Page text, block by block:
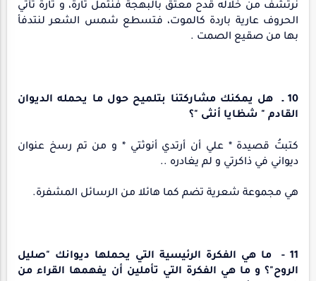
نرتشف من خلاله قدح معتق بالبهجة فنثمل تارة، و تارة تأتي
الحروف عارية باردة كالموت، فتسطع شمس الشعر لنتدفأ
بها من صقيع الصمت .
10 ـ هل يمكنك مشاركتنا بتلميح حول ما يحمله الديوان
القادم " شظايا أنثى "؟
كتبتُ قصيدة * علي أن أرتدي أنوثتي * و من تم رسخ عنوان
ديواني في ذاكرتي و لم يغادره ..
هي مجموعة شعرية تضم كما هائلا من الرسائل المشفرة.
11 - ما هي الفكرة الرئيسية التي يحملها ديوانك "صليل
الروح"؟ و ما هي الفكرة التي تأملين أن يفهمها القراء من